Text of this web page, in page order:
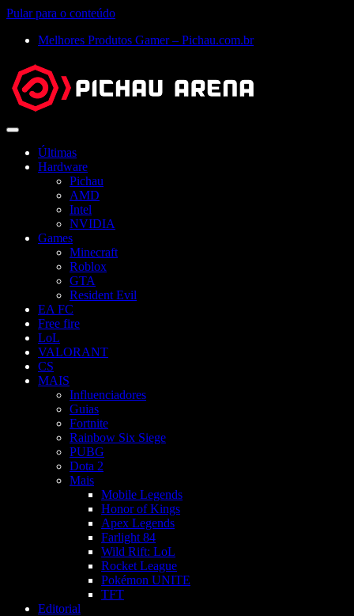
Pular para o conteúdo
Melhores Produtos Gamer – Pichau.com.br
Abrir
Últimas
Hardware
Pichau
AMD
Intel
NVIDIA
Games
Minecraft
Roblox
GTA
Resident Evil
EA FC
Free fire
LoL
VALORANT
CS
MAIS
Influenciadores
Guias
Fortnite
Rainbow Six Siege
PUBG
Dota 2
Mais
Mobile Legends
Honor of Kings
Apex Legends
Farlight 84
Wild Rift: LoL
Rocket League
Pokémon UNITE
TFT
Editorial